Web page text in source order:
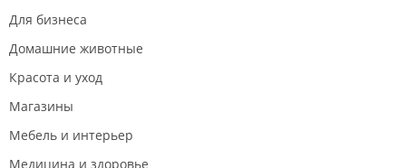
Для бизнеса
Домашние животные
Красота и уход
Магазины
Мебель и интерьер
Медицина и здоровье